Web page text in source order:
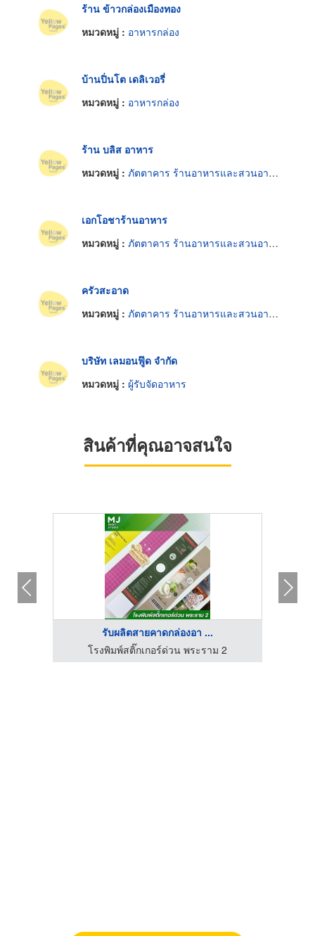
ร้าน ข้าวกล่องเมืองทอง
หมวดหมู่ : อาหารกล่อง
บ้านปิ่นโต เดลิเวอรี่
หมวดหมู่ : อาหารกล่อง
ร้าน บลิส อาหาร
หมวดหมู่ : ภัตตาคาร ร้านอาหารและสวนอาหาร
เอกโอชาร้านอาหาร
หมวดหมู่ : ภัตตาคาร ร้านอาหารและสวนอาหาร
ครัวสะอาด
หมวดหมู่ : ภัตตาคาร ร้านอาหารและสวนอาหาร
บริษัท เลมอนฟู๊ด จำกัด
หมวดหมู่ : ผู้รับจัดอาหาร
สินค้าที่คุณอาจสนใจ
รับผลิตสายคาดกล่องอา ...
โรงพิมพ์สติ๊กเกอร์ด่วน พระราม 2